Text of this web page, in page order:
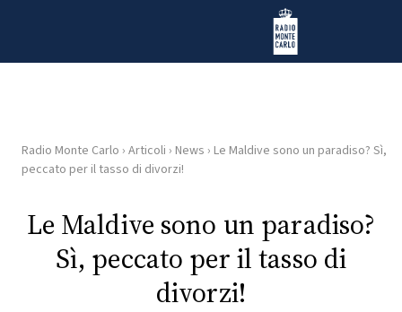
Radio Monte Carlo
HOME
RADIO
WEB
RADIO
Radio Monte Carlo › Articoli › News › Le Maldive sono un paradiso? Sì,
peccato per il tasso di divorzi!
Le Maldive sono un paradiso?
Sì, peccato per il tasso di
divorzi!